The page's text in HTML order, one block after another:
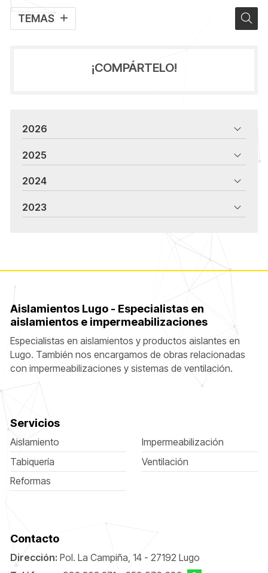
TEMAS
¡COMPÁRTELO!
2026
2025
2024
2023
Aislamientos Lugo - Especialistas en
aislamientos e impermeabilizaciones
Especialistas en aislamientos y productos aislantes en
Lugo. También nos encargamos de obras relacionadas
con impermeabilizaciones y sistemas de ventilación.
Servicios
Aislamiento
Impermeabilización
Tabiquería
Ventilación
Reformas
Contacto
Dirección: Pol. La Campiña, 14 - 27192 Lugo